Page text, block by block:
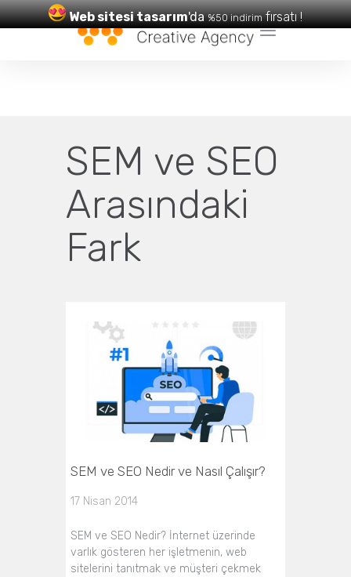
Web sitesi tasarım'da %50 indirim fırsatı !
Web TasarımveSEOHizmetleri
SEM ve SEO
Arasındaki
Fark
SEM ve SEO Nedir ve Nasıl Çalışır?
17 Nisan 2014
SEM ve SEO Nedir? İnternet üzerinde
varlık gösteren her işletmenin, web
sitelerini tanıtmak ve müşteri çekmek